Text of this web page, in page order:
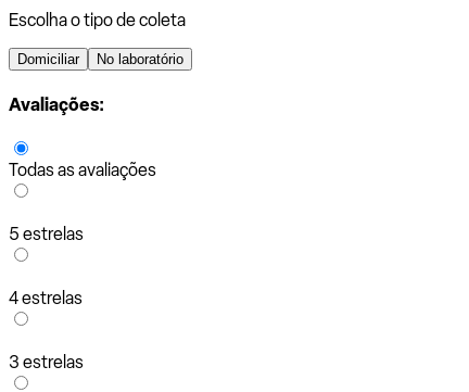
Escolha o tipo de coleta
Domiciliar No laboratório
Avaliações:
Todas as avaliações
5 estrelas
4 estrelas
3 estrelas